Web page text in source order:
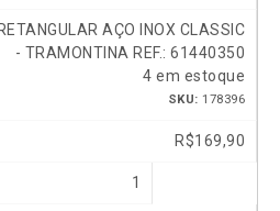
AÇO INOX CLASSIC
- TRAMONTINA REF.: 61440350
4 em estoque
SKU: 178396
R$169,90
1